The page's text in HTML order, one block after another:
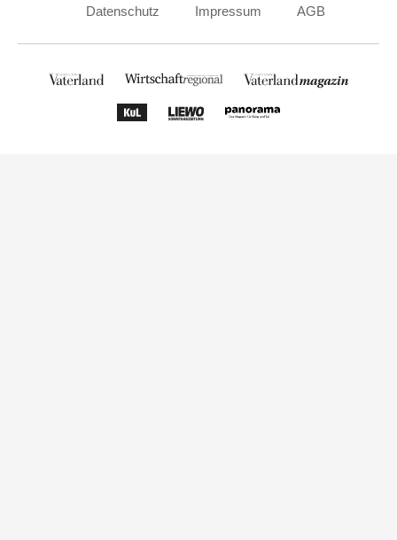
Datenschutz
Impressum AGB